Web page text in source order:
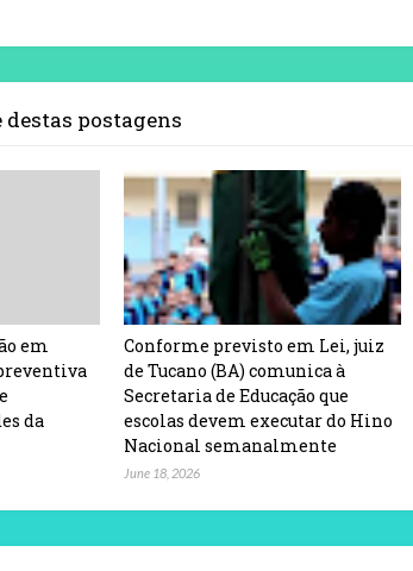
postagens
em
da
Conforme previsto em Lei, juiz
de Tucano (BA) comunica à
Secretaria de Educação que
escolas devem executar do Hino
Nacional semanalmente
June 18, 2026